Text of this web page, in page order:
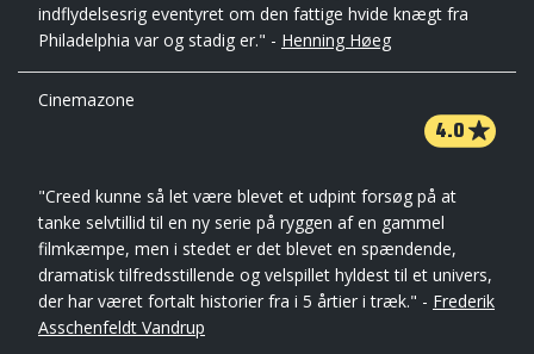
indflydelsesrig eventyret om den fattige hvide knægt fra
Philadelphia var og stadig er." - Henning Høeg
Cinemazone
4.0
"Creed kunne så let være blevet et udpint forsøg på at
tanke selvtillid til en ny serie på ryggen af en gammel
filmkæmpe, men i stedet er det blevet en spændende,
dramatisk tilfredsstillende og velspillet hyldest til et univers,
der har været fortalt historier fra i 5 årtier i træk." - Frederik
Asschenfeldt Vandrup